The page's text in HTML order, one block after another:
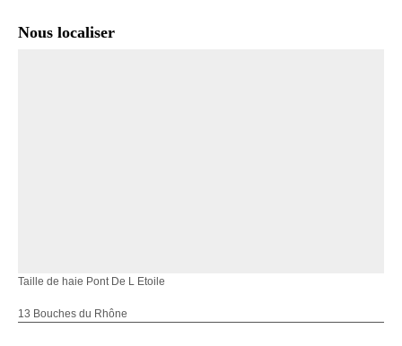
Nous localiser
Taille de haie Pont De L Etoile
13 Bouches du Rhône